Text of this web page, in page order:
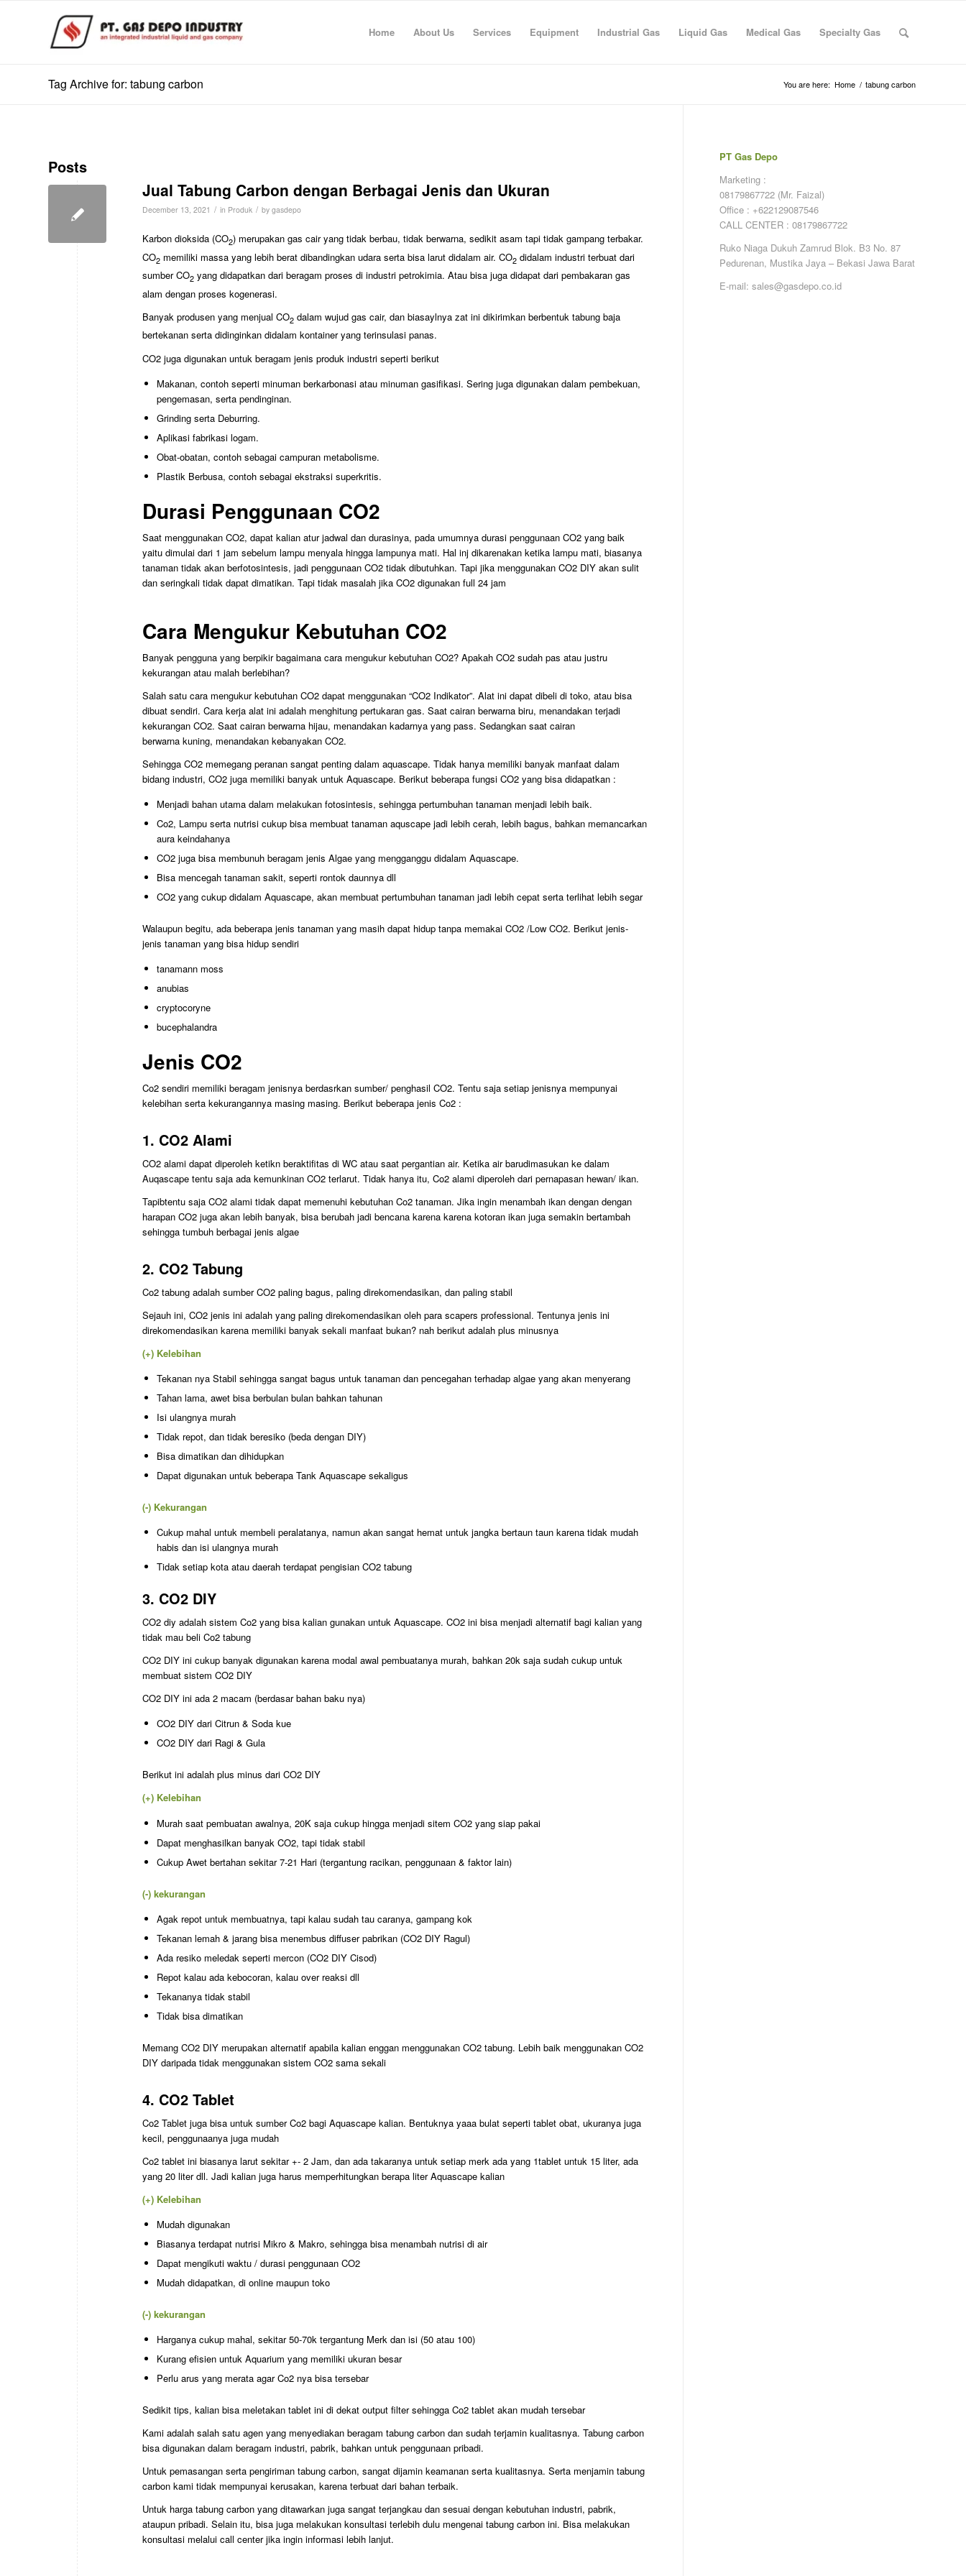
Home About Us Services Equipment Industrial Gas Liquid Gas Medical Gas Specialty Gas
Tag Archive for: tabung carbon You are here: Home / tabung carbon
Posts
Jual Tabung Carbon dengan Berbagai Jenis dan Ukuran
December 13, 2021 / in Produk / by gasdepo
Karbon dioksida (CO2) merupakan gas cair yang tidak berbau, tidak berwarna, sedikit asam tapi tidak gampang terbakar.
CO2 memiliki massa yang lebih berat dibandingkan udara serta bisa larut didalam air. CO2 didalam industri terbuat dari
sumber CO2 yang didapatkan dari beragam proses di industri petrokimia. Atau bisa juga didapat dari pembakaran gas
alam dengan proses kogenerasi.
Banyak produsen yang menjual CO2 dalam wujud gas cair, dan biasaylnya zat ini dikirimkan berbentuk tabung baja
bertekanan serta didinginkan didalam kontainer yang terinsulasi panas.
CO2 juga digunakan untuk beragam jenis produk industri seperti berikut
Makanan, contoh seperti minuman berkarbonasi atau minuman gasifikasi. Sering juga digunakan dalam pembekuan,
pengemasan, serta pendinginan.
Grinding serta Deburring.
Aplikasi fabrikasi logam.
Obat-obatan, contoh sebagai campuran metabolisme.
Plastik Berbusa, contoh sebagai ekstraksi superkritis.
Durasi Penggunaan CO2
Saat menggunakan CO2, dapat kalian atur jadwal dan durasinya, pada umumnya durasi penggunaan CO2 yang baik
yaitu dimulai dari 1 jam sebelum lampu menyala hingga lampunya mati. Hal inj dikarenakan ketika lampu mati, biasanya
tanaman tidak akan berfotosintesis, jadi penggunaan CO2 tidak dibutuhkan. Tapi jika menggunakan CO2 DIY akan sulit
dan seringkali tidak dapat dimatikan. Tapi tidak masalah jika CO2 digunakan full 24 jam
Cara Mengukur Kebutuhan CO2
Banyak pengguna yang berpikir bagaimana cara mengukur kebutuhan CO2? Apakah CO2 sudah pas atau justru
kekurangan atau malah berlebihan?
Salah satu cara mengukur kebutuhan CO2 dapat menggunakan “CO2 Indikator”. Alat ini dapat dibeli di toko, atau bisa
dibuat sendiri. Cara kerja alat ini adalah menghitung pertukaran gas. Saat cairan berwarna biru, menandakan terjadi
kekurangan CO2. Saat cairan berwarna hijau, menandakan kadarnya yang pass. Sedangkan saat cairan
berwarna kuning, menandakan kebanyakan CO2.
Sehingga CO2 memegang peranan sangat penting dalam aquascape. Tidak hanya memiliki banyak manfaat dalam
bidang industri, CO2 juga memiliki banyak untuk Aquascape. Berikut beberapa fungsi CO2 yang bisa didapatkan :
Menjadi bahan utama dalam melakukan fotosintesis, sehingga pertumbuhan tanaman menjadi lebih baik.
Co2, Lampu serta nutrisi cukup bisa membuat tanaman aquscape jadi lebih cerah, lebih bagus, bahkan memancarkan
aura keindahanya
CO2 juga bisa membunuh beragam jenis Algae yang mengganggu didalam Aquascape.
Bisa mencegah tanaman sakit, seperti rontok daunnya dll
CO2 yang cukup didalam Aquascape, akan membuat pertumbuhan tanaman jadi lebih cepat serta terlihat lebih segar
Walaupun begitu, ada beberapa jenis tanaman yang masih dapat hidup tanpa memakai CO2 /Low CO2. Berikut jenis-
jenis tanaman yang bisa hidup sendiri
tanamann moss
anubias
cryptocoryne
bucephalandra
Jenis CO2
Co2 sendiri memiliki beragam jenisnya berdasrkan sumber/ penghasil CO2. Tentu saja setiap jenisnya mempunyai
kelebihan serta kekurangannya masing masing. Berikut beberapa jenis Co2 :
1. CO2 Alami
CO2 alami dapat diperoleh ketikn beraktifitas di WC atau saat pergantian air. Ketika air barudimasukan ke dalam
Auqascape tentu saja ada kemunkinan CO2 terlarut. Tidak hanya itu, Co2 alami diperoleh dari pernapasan hewan/ ikan.
Tapibtentu saja CO2 alami tidak dapat memenuhi kebutuhan Co2 tanaman. Jika ingin menambah ikan dengan dengan
harapan CO2 juga akan lebih banyak, bisa berubah jadi bencana karena karena kotoran ikan juga semakin bertambah
sehingga tumbuh berbagai jenis algae
2. CO2 Tabung
Co2 tabung adalah sumber CO2 paling bagus, paling direkomendasikan, dan paling stabil
Sejauh ini, CO2 jenis ini adalah yang paling direkomendasikan oleh para scapers professional. Tentunya jenis ini
direkomendasikan karena memiliki banyak sekali manfaat bukan? nah berikut adalah plus minusnya
(+) Kelebihan
Tekanan nya Stabil sehingga sangat bagus untuk tanaman dan pencegahan terhadap algae yang akan menyerang
Tahan lama, awet bisa berbulan bulan bahkan tahunan
Isi ulangnya murah
Tidak repot, dan tidak beresiko (beda dengan DIY)
Bisa dimatikan dan dihidupkan
Dapat digunakan untuk beberapa Tank Aquascape sekaligus
(-) Kekurangan
Cukup mahal untuk membeli peralatanya, namun akan sangat hemat untuk jangka bertaun taun karena tidak mudah
habis dan isi ulangnya murah
Tidak setiap kota atau daerah terdapat pengisian CO2 tabung
3. CO2 DIY
CO2 diy adalah sistem Co2 yang bisa kalian gunakan untuk Aquascape. CO2 ini bisa menjadi alternatif bagi kalian yang
tidak mau beli Co2 tabung
CO2 DIY ini cukup banyak digunakan karena modal awal pembuatanya murah, bahkan 20k saja sudah cukup untuk
membuat sistem CO2 DIY
CO2 DIY ini ada 2 macam (berdasar bahan baku nya)
CO2 DIY dari Citrun & Soda kue
CO2 DIY dari Ragi & Gula
Berikut ini adalah plus minus dari CO2 DIY
(+) Kelebihan
Murah saat pembuatan awalnya, 20K saja cukup hingga menjadi sitem CO2 yang siap pakai
Dapat menghasilkan banyak CO2, tapi tidak stabil
Cukup Awet bertahan sekitar 7-21 Hari (tergantung racikan, penggunaan & faktor lain)
(-) kekurangan
Agak repot untuk membuatnya, tapi kalau sudah tau caranya, gampang kok
Tekanan lemah & jarang bisa menembus diffuser pabrikan (CO2 DIY Ragul)
Ada resiko meledak seperti mercon (CO2 DIY Cisod)
Repot kalau ada kebocoran, kalau over reaksi dll
Tekananya tidak stabil
Tidak bisa dimatikan
Memang CO2 DIY merupakan alternatif apabila kalian enggan menggunakan CO2 tabung. Lebih baik menggunakan CO2
DIY daripada tidak menggunakan sistem CO2 sama sekali
4. CO2 Tablet
Co2 Tablet juga bisa untuk sumber Co2 bagi Aquascape kalian. Bentuknya yaaa bulat seperti tablet obat, ukuranya juga
kecil, penggunaanya juga mudah
Co2 tablet ini biasanya larut sekitar +- 2 Jam, dan ada takaranya untuk setiap merk ada yang 1tablet untuk 15 liter, ada
yang 20 liter dll. Jadi kalian juga harus memperhitungkan berapa liter Aquascape kalian
(+) Kelebihan
Mudah digunakan
Biasanya terdapat nutrisi Mikro & Makro, sehingga bisa menambah nutrisi di air
Dapat mengikuti waktu / durasi penggunaan CO2
Mudah didapatkan, di online maupun toko
(-) kekurangan
Harganya cukup mahal, sekitar 50-70k tergantung Merk dan isi (50 atau 100)
Kurang efisien untuk Aquarium yang memiliki ukuran besar
Perlu arus yang merata agar Co2 nya bisa tersebar
Sedikit tips, kalian bisa meletakan tablet ini di dekat output filter sehingga Co2 tablet akan mudah tersebar
Kami adalah salah satu agen yang menyediakan beragam tabung carbon dan sudah terjamin kualitasnya. Tabung carbon
bisa digunakan dalam beragam industri, pabrik, bahkan untuk penggunaan pribadi.
Untuk pemasangan serta pengiriman tabung carbon, sangat dijamin keamanan serta kualitasnya. Serta menjamin tabung
carbon kami tidak mempunyai kerusakan, karena terbuat dari bahan terbaik.
Untuk harga tabung carbon yang ditawarkan juga sangat terjangkau dan sesuai dengan kebutuhan industri, pabrik,
ataupun pribadi. Selain itu, bisa juga melakukan konsultasi terlebih dulu mengenai tabung carbon ini. Bisa melakukan
konsultasi melalui call center jika ingin informasi lebih lanjut.
PT Gas Depo
Marketing :
08179867722 (Mr. Faizal)
Office : +622129087546
CALL CENTER : 08179867722
Ruko Niaga Dukuh Zamrud Blok. B3 No. 87
Pedurenan, Mustika Jaya – Bekasi Jawa Barat
E-mail: sales@gasdepo.co.id